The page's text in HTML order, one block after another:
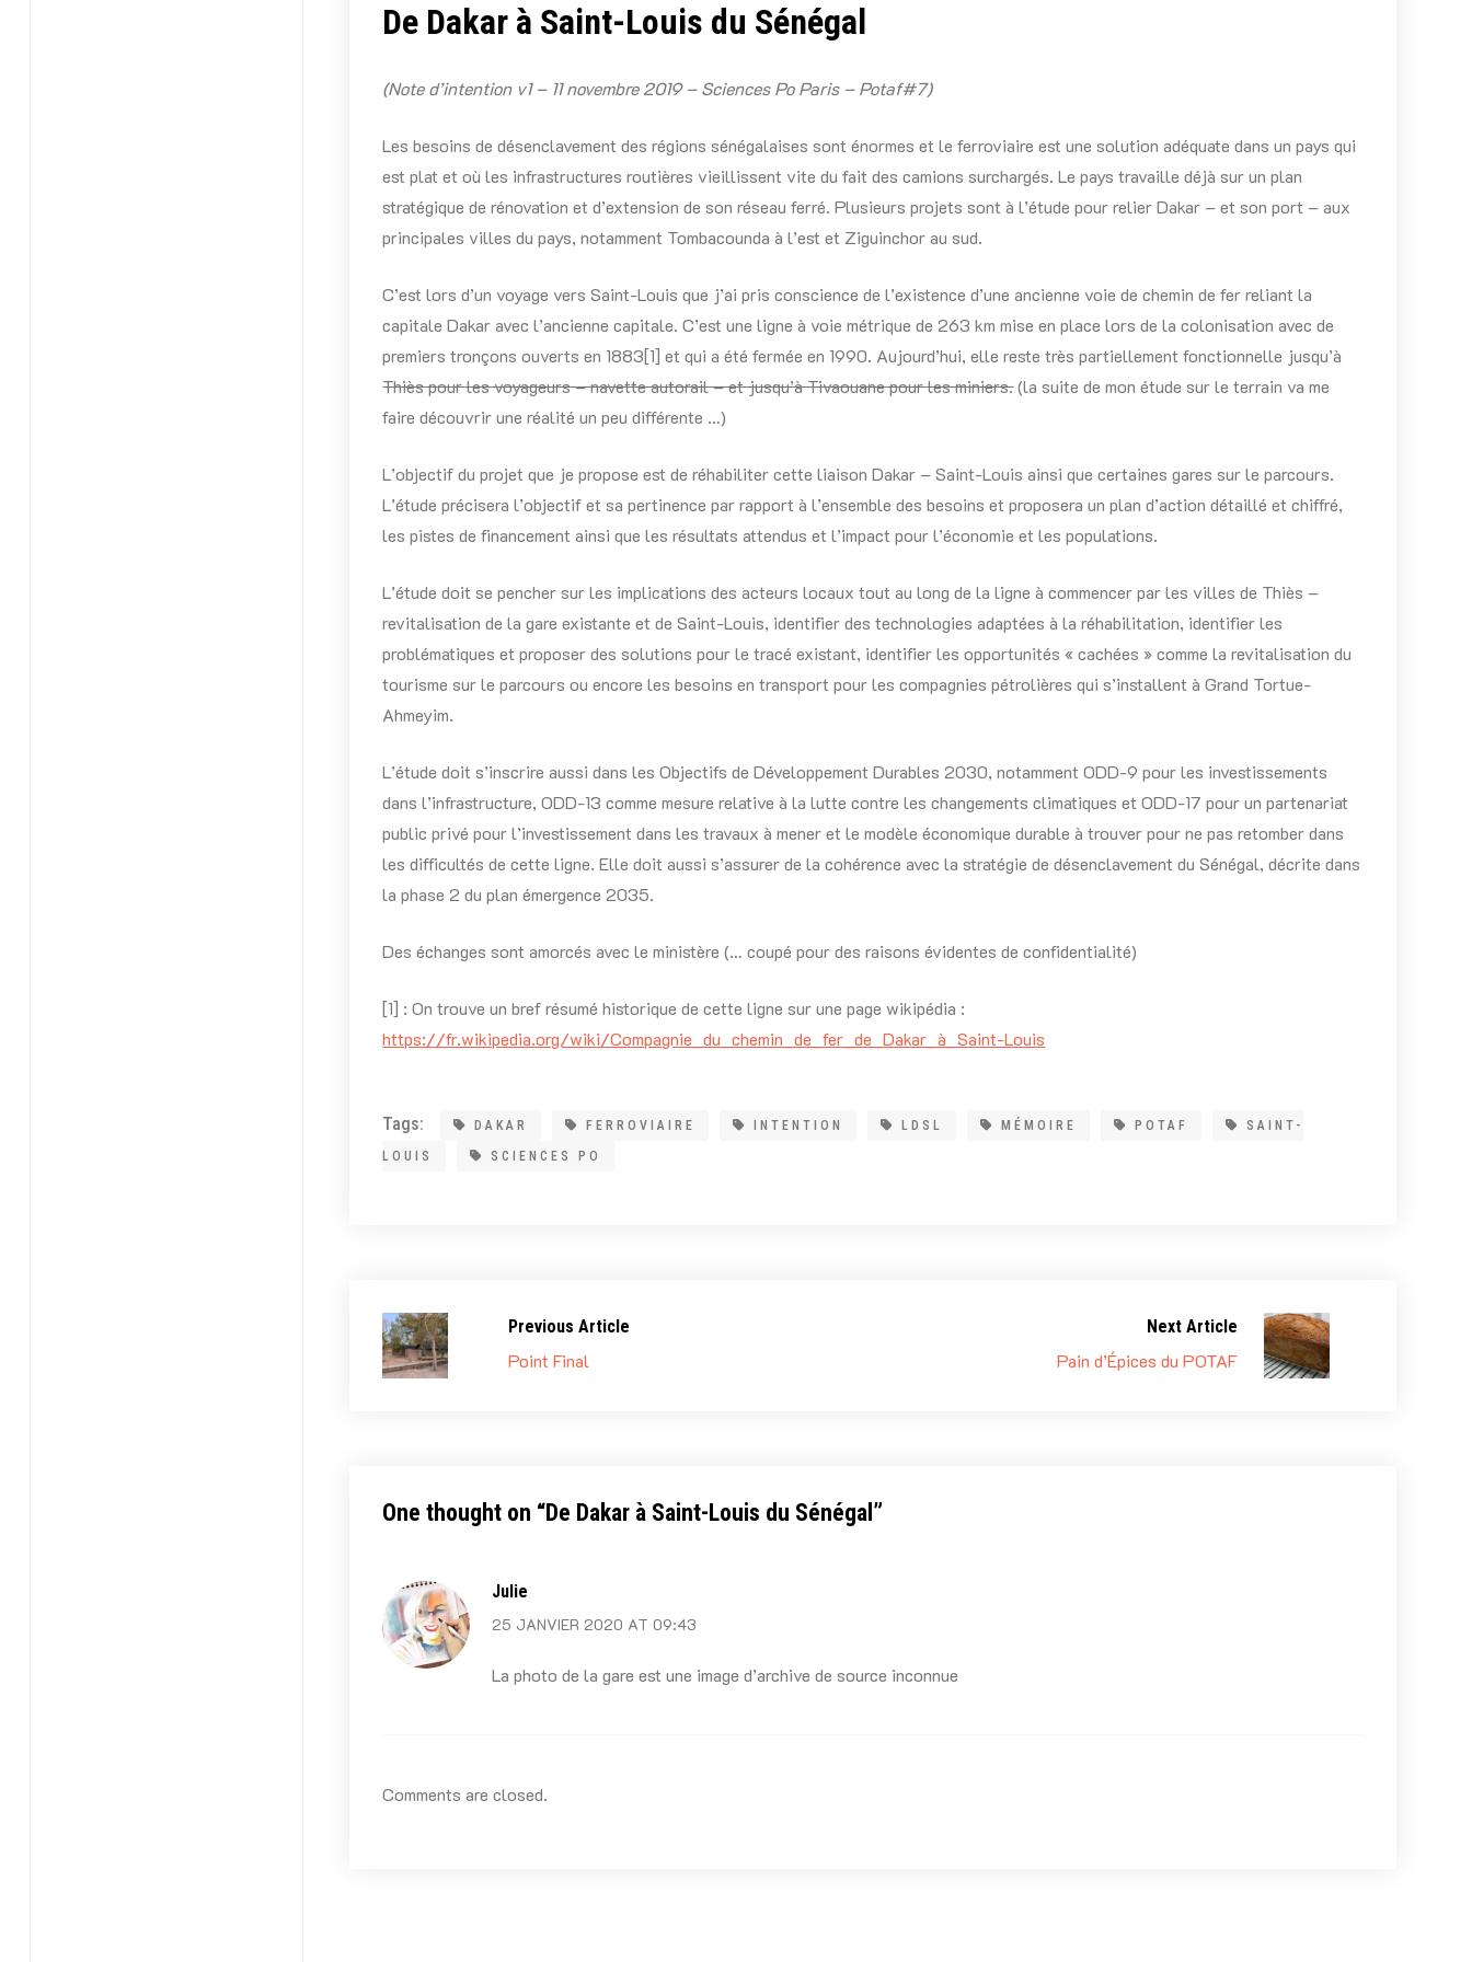
De Dakar à Saint-Louis du Sénégal
(Note d’intention v1 – 11 novembre 2019 – Sciences Po Paris – Potaf#7)
Les besoins de désenclavement des régions sénégalaises sont énormes et le ferroviaire est une solution adéquate dans un pays qui
est plat et où les infrastructures routières vieillissent vite du fait des camions surchargés. Le pays travaille déjà sur un plan
stratégique de rénovation et d’extension de son réseau ferré. Plusieurs projets sont à l’étude pour relier Dakar – et son port – aux
principales villes du pays, notamment Tombacounda à l’est et Ziguinchor au sud.
C’est lors d’un voyage vers Saint-Louis que j’ai pris conscience de l’existence d’une ancienne voie de chemin de fer reliant la
capitale Dakar avec l’ancienne capitale. C’est une ligne à voie métrique de 263 km mise en place lors de la colonisation avec de
premiers tronçons ouverts en 1883[1] et qui a été fermée en 1990. Aujourd’hui, elle reste très partiellement fonctionnelle jusqu’à
Thiès pour les voyageurs – navette autorail – et jusqu’à Tivaouane pour les miniers.(la suite de mon étude sur le terrain va me
faire découvrir une réalité un peu différente …)
L’objectif du projet que je propose est de réhabiliter cette liaison Dakar – Saint-Louis ainsi que certaines gares sur le parcours.
L’étude précisera l’objectif et sa pertinence par rapport à l’ensemble des besoins et proposera un plan d’action détaillé et chiffré,
les pistes de financement ainsi que les résultats attendus et l’impact pour l’économie et les populations.
L’étude doit se pencher sur les implications des acteurs locaux tout au long de la ligne à commencer par les villes de Thiès –
revitalisation de la gare existante et de Saint-Louis, identifier des technologies adaptées à la réhabilitation, identifier les
problématiques et proposer des solutions pour le tracé existant, identifier les opportunités « cachées » comme la revitalisation du
tourisme sur le parcours ou encore les besoins en transport pour les compagnies pétrolières qui s’installent à Grand Tortue-
Ahmeyim.
L’étude doit s’inscrire aussi dans les Objectifs de Développement Durables 2030, notamment ODD-9 pour les investissements
dans l’infrastructure, ODD-13 comme mesure relative à la lutte contre les changements climatiques et ODD-17 pour un partenariat
public privé pour l’investissement dans les travaux à mener et le modèle économique durable à trouver pour ne pas retomber dans
les difficultés de cette ligne. Elle doit aussi s’assurer de la cohérence avec la stratégie de désenclavement du Sénégal, décrite dans
la phase 2 du plan émergence 2035.
Des échanges sont amorcés avec le ministère (… coupé pour des raisons évidentes de confidentialité)
[1] : On trouve un bref résumé historique de cette ligne sur une page wikipédia :
https://fr.wikipedia.org/wiki/Compagnie_du_chemin_de_fer_de_Dakar_à_Saint-Louis
Tags: DAKAR FERROVIAIRE INTENTION LDSL MÉMOIRE POTAF
SAINT-
LOUIS
SCIENCES PO
Previous Article
Point Final
Next Article
Pain d’Épices du POTAF
One thought on “De Dakar à Saint-Louis du Sénégal ”
Julie
25 JANVIER 2020 AT 09:43
La photo de la gare est une image d’archive de source inconnue
Comments are closed.